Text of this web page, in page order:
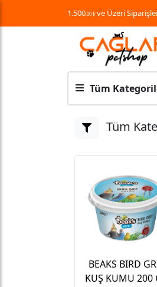
1.500,00 ₺ve Üzeri
Tüm
Tüm
BEAKS BIRD
KUŞ KUMU 200